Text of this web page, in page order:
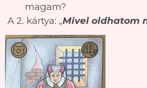
magam?
A 2. kártya: „Mivel oldhatom